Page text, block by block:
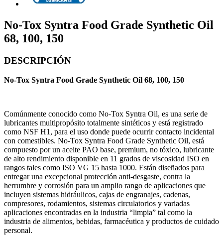
No-Tox Syntra Food Grade Synthetic Oil
68, 100, 150
DESCRIPCIÓN
No-Tox Syntra Food Grade Synthetic Oil 68, 100, 150
Comúnmente conocido como No-Tox Syntra Oil, es una serie de
lubricantes multipropósito totalmente sintéticos y está registrado
como NSF H1, para el uso donde puede ocurrir contacto incidental
con comestibles. No-Tox Syntra Food Grade Synthetic Oil, está
compuesto por un aceite PAO base, premium, no tóxico, lubricante
de alto rendimiento disponible en 11 grados de viscosidad ISO en
rangos tales como ISO VG 15 hasta 1000. Están diseñados para
entregar una excepcional protección anti-desgaste, contra la
herrumbre y corrosión para un amplio rango de aplicaciones que
incluyen sistemas hidráulicos, cajas de engranajes, cadenas,
compresores, rodamientos, sistemas circulatorios y variadas
aplicaciones encontradas en la industria “limpia” tal como la
industria de alimentos, bebidas, farmacéutica y productos de cuidado
personal.